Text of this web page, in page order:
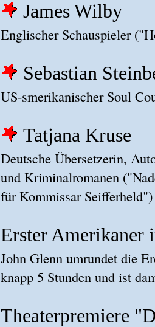
James Wilby
Englischer Schauspieler
Sebastian
US-smerikanischer Soul
Tatjana Kruse
Deutsche Übersetzerin,
und Kriminalromanen
für Kommissar
Erster Amerikaner
John Glenn umrundet die
knapp 5 Stunden und ist
Theaterpremiere